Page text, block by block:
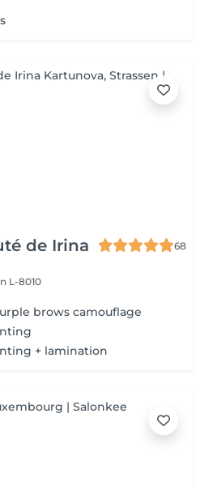
de Irina
68
L-8010
brows camouflage
+ lamination